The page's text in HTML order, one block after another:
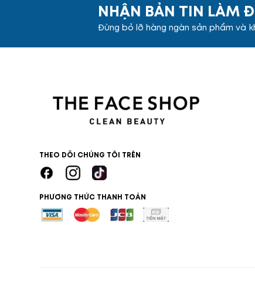
NHẬN BẢN TIN LÀM
Đừng bỏ lỡ hàng ngàn sản phẩm và
THEO DÕI CHÚNG TÔI TRÊN
PHƯƠNG THỨC THANH TOÁN